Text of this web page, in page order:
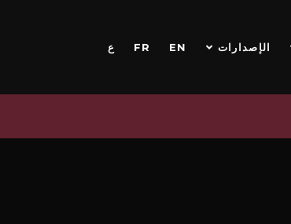
الإصدارات EN
FR ع